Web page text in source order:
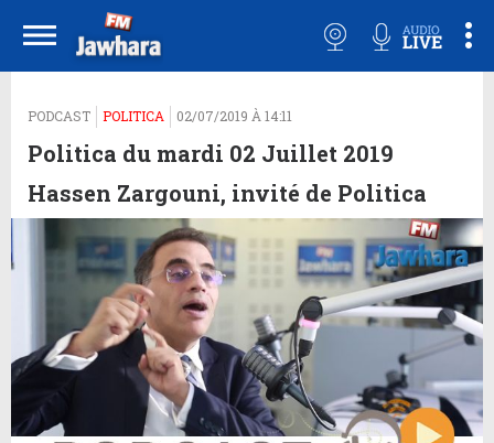
PODCAST POLITICA 02/07/2019 À 14:11
Politica du mardi 02 Juillet 2019
Hassen Zargouni, invité de Politica